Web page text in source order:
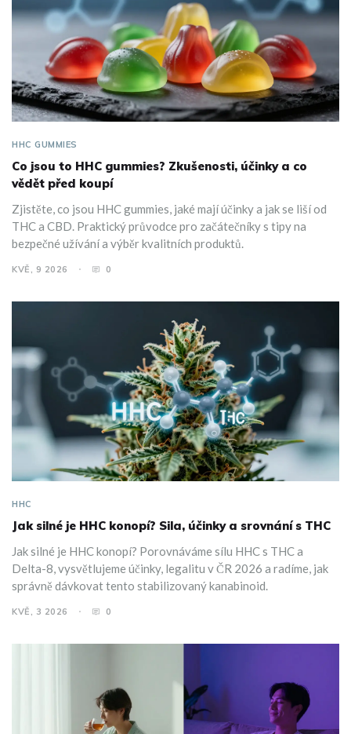
HHC GUMMIES
Co jsou to HHC gummies? Zkušenosti, účinky a co
vědět před koupí
Zjistěte, co jsou HHC gummies, jaké mají účinky a jak se liší od
THC a CBD. Praktický průvodce pro začátečníky s tipy na
bezpečné užívání a výběr kvalitních produktů.
KVĚ, 9 2026 0
HHC
Jak silné je HHC konopí? Sila, účinky a srovnání s THC
Jak silné je HHC konopí? Porovnáváme sílu HHC s THC a
Delta-8, vysvětlujeme účinky, legalitu v ČR 2026 a radíme, jak
správně dávkovat tento stabilizovaný kanabinoid.
KVĚ, 3 2026 0